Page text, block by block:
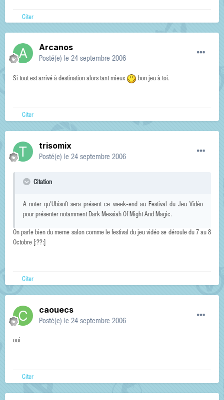
Citer
Arcanos
Posté(e) le 24 septembre 2006
Si tout est arrivé à destination alors tant mieux bon jeu à toi.
Citer
trisomix
Posté(e) le 24 septembre 2006
Citation
A noter qu'Ubisoft sera présent ce week-end au Festival du Jeu Vidéo
pour présenter notamment Dark Messiah Of Might And Magic.
On parle bien du meme salon comme le festival du jeu vidéo se déroule du 7 au 8
Octobre [:??:]
Citer
caouecs
Posté(e) le 24 septembre 2006
oui
Citer